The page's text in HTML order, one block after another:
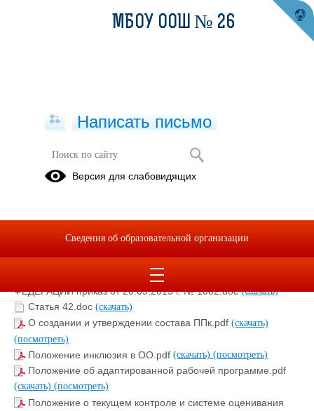
Психолого-педагогический
консилиум
МИНИСТЕРСТВО ОБРАЗОВАНИЯ И НАУКИ РОССИЙСКОЙ
ФЕДЕРАЦИИ приказ от 20.09.2013 г. № 1082.doc(скачать)
Статья 42.doc (скачать)
О создании и утверждении состава ППк.pdf (скачать)
(посмотреть)
Положение инклюзия в ОО.pdf (скачать) (посмотреть)
Положение об адаптированной рабочей программе.pdf
(скачать) (посмотреть)
Положение о текущем контроле и системе оценивания
МБОУ ООШ № 26
Написать письмо
Версия для слабовидящих
Сведения об образовательной организации